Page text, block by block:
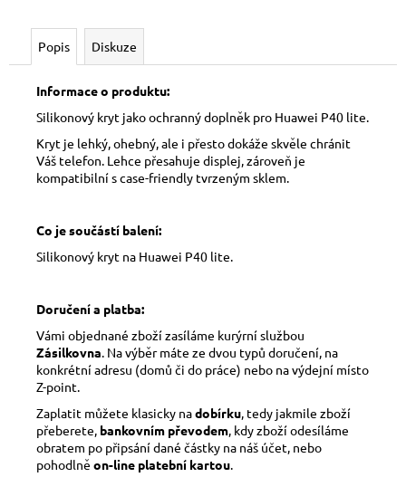
Popis Diskuze
Informace o produktu:
Silikonový kryt jako ochranný doplněk pro Huawei P40 lite.
Kryt je lehký, ohebný, ale i přesto dokáže skvěle chránit
Váš telefon. Lehce přesahuje displej, zároveň je
kompatibilní s case-friendly tvrzeným sklem.
Co je součástí balení:
Silikonový kryt na Huawei P40 lite.
Doručení a platba:
Vámi objednané zboží zasíláme kurýrní službou
Zásilkovna . Na výběr máte ze dvou typů doručení, na
konkrétní adresu (domů či do práce) nebo na výdejní místo
Z-point.
Zaplatit můžete klasicky nadobírku , tedy jakmile zboží
přeberete, bankovním převodem , kdy zboží odesíláme
obratem po připsání dané částky na náš účet, nebo
pohodlně on-line platební kartou